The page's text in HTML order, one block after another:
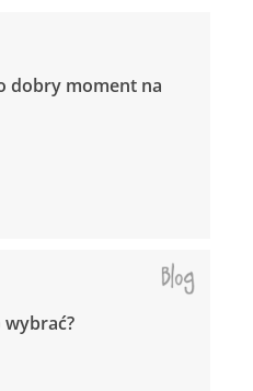
dobry moment na
wybrać?